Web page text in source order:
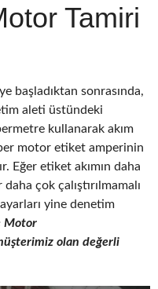
Tamiri
başladıktan sonrasında,
aleti üstündeki
kullanarak akım
motor etiket amperinin
Eğer etiket akımın daha
çok çalıştırılmamalı
yine denetim
Motor
olan değerli